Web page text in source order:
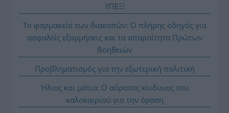
ΥΠΕΞ!
Το φαρμακείο των διακοπών: Ο πλήρης οδηγός για
ασφαλείς εξορμήσεις και τα απαραίτητα Πρώτων
Βοηθειών
Προβληματισμός για την εξωτερική πολιτική
Ήλιος και μάτια: Ο αόρατος κίνδυνος του
καλοκαιριού για την όραση